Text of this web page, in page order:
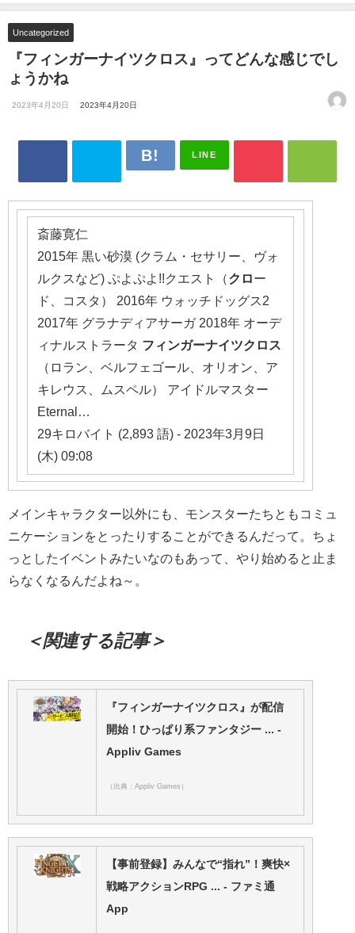
かね
Uncategorized
『フィンガーナイツクロス』ってどんな感じでし
ょうかね
2023年4月20日 2023年4月20日
LINE
斎藤寛仁
2015年 黒い砂漠 (クラム・セサリー、ヴォ
ルクスなど) ぷよぷよ!!クエスト（クロー
ド、コスタ） 2016年 ウォッチドッグス2
2017年 グラナディアサーガ 2018年 オーデ
ィナルストラータ フィンガーナイツクロス
（ロラン、ベルフェゴール、オリオン、ア
キレウス、ムスペル） アイドルマスター
Eternal…
29キロバイト (2,893 語) - 2023年3月9日
(木) 09:08
メインキャラクター以外にも、モンスターたちともコミュ
ニケーションをとったりすることができるんだって。ちょ
っとしたイベントみたいなのもあって、やり始めると止ま
らなくなるんだよね～。
＜関連する記事＞
『フィンガーナイツクロス』が配信
開始！ひっぱり系ファンタジー ... -
Appliv Games
（出典：Appliv Games）
【事前登録】みんなで“指れ”！爽快×
戦略アクションRPG ... - ファミ通
App